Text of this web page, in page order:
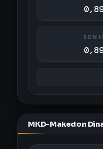
SON
MKD-Makedon